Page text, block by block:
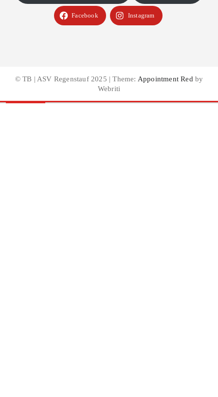
Facebook Instagram
© TB | ASV Regenstauf 2025 | Theme: Appointment Redby
Webriti